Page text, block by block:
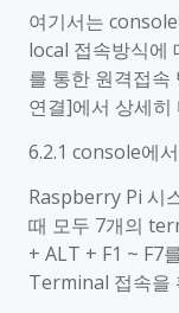
e
r
m
i
n
l
접
속
r
r
y
P
_
K
o
_
0
여기서는
local 접속방식에
를 통한 원격접
연결]에서 상세히
6.2.1 console에
Raspberry Pi 시
때 모두 7개의
+ ALT + F1 ~ F7
Terminal 접속을